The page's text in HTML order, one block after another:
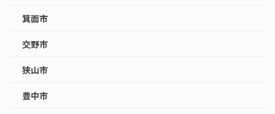
箕面市
交野市
狭山市
豊中市